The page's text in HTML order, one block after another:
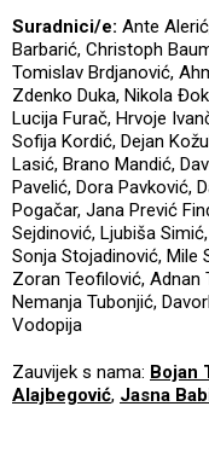
Suradnici/e: Ante
Barbarić, Christoph
Tomislav Brdjanović,
Zdenko Duka, Nikola
Lucija Furač, Hrvoje
Sofija Kordić, Dejan
Lasić, Brano Mandić,
Pavelić, Dora Pavković,
Pogačar, Jana Prević
Sejdinović, Ljubiša
Sonja Stojadinović, Mile
Zoran Teofilović, Adnan
Nemanja Tubonjić,
Vodopija
Zauvijek s nama: Bojan
Alajbegović, Jasna